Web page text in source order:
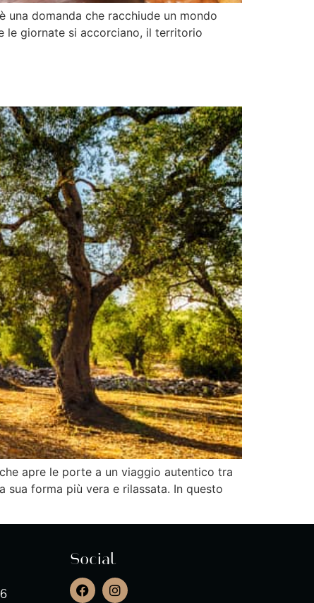
una domanda che racchiude un mondo
le giornate si accorciano, il territorio
apre le porte a un viaggio autentico tra
sua forma più vera e rilassata. In questo
Social